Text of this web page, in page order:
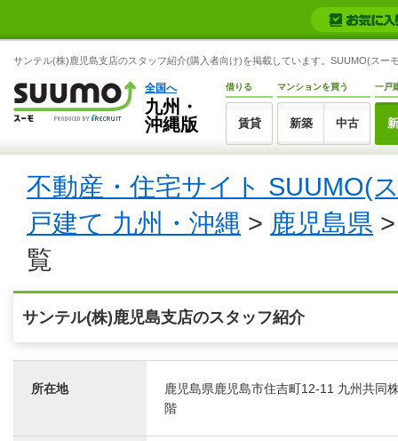
サンテル(株)鹿児島支店のスタッフ紹介(購入者向け)を掲載しています。SUUMO(スー
全国へ
九州・
沖縄版
借りる
賃貸
マンションを買う
新築 中古
一戸
不動産・住宅サイト SUUMO(
戸建て 九州・沖縄 > 鹿児島県
覧
サンテル(株)鹿児島支店のスタッフ紹介
所在地
鹿児島県鹿児島市住吉町12-11 九州共同
階